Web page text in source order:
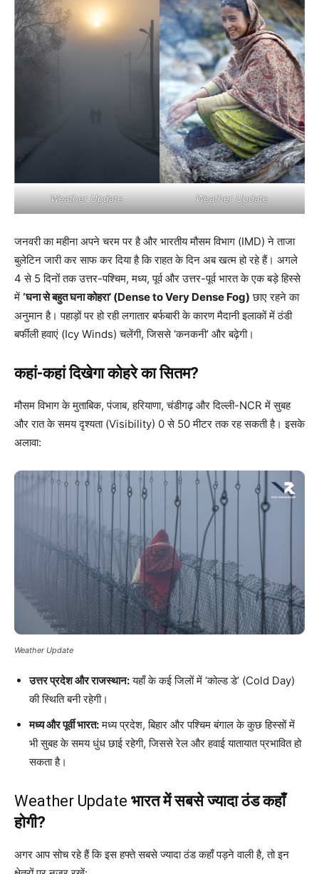
Weather Update Weather Update
जनवरी का महीना अपने चरम पर है और भारतीय मौसम विभाग (IMD) ने ताजा
बुलेटिन जारी कर साफ कर दिया है कि राहत के दिन अब खत्म हो रहे हैं। अगले
4 से 5 दिनों तक उत्तर-पश्चिम, मध्य, पूर्व और उत्तर-पूर्व भारत के एक बड़े हिस्से
में ‘घना से बहुत घना कोहरा’ (Dense to Very Dense Fog) छाए रहने का
अनुमान है। पहाड़ों पर हो रही लगातार बर्फबारी के कारण मैदानी इलाकों में ठंडी
बर्फीली हवाएं (Icy Winds) चलेंगी, जिससे ‘कनकनी’ और बढ़ेगी।
कहां-कहां दिखेगा कोहरे का सितम?
मौसम विभाग के मुताबिक, पंजाब, हरियाणा, चंडीगढ़ और दिल्ली-NCR में सुबह
और रात के समय दृश्यता (Visibility) 0 से 50 मीटर तक रह सकती है। इसके
अलावा:
Weather Update
उत्तर प्रदेश और राजस्थान:यहाँ के कई जिलों में ‘कोल्ड डे’ (Cold Day)
की स्थिति बनी रहेगी।
मध्य और पूर्वी भारत:मध्य प्रदेश, बिहार और पश्चिम बंगाल के कुछ हिस्सों में
भी सुबह के समय धुंध छाई रहेगी, जिससे रेल और हवाई यातायात प्रभावित हो
सकता है।
Weather Update भारत में सबसे ज्यादा ठंड कहाँ
होगी?
अगर आप सोच रहे हैं कि इस हफ्ते सबसे ज्यादा ठंड कहाँ पड़ने वाली है, तो इन